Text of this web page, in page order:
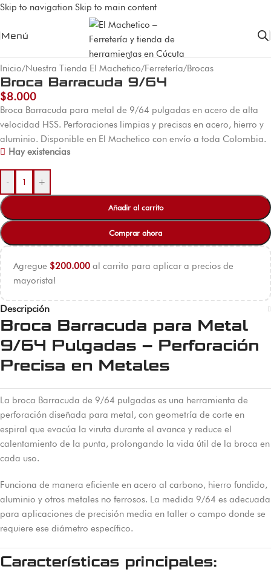
Skip to navigation Skip to main content
Menú
Inicio/Nuestra Tienda El Machetico/Ferretería/Brocas
Broca Barracuda 9/64
$8.000
Broca Barracuda para metal de 9/64 pulgadas en acero de alta
velocidad HSS. Perforaciones limpias y precisas en acero, hierro y
aluminio. Disponible en El Machetico con envío a toda Colombia.
Hay existencias
- +
Añadir al carrito
Comprar ahora
Agregue $200.000 al carrito para aplicar a precios de
mayorista!
Descripción
Broca Barracuda para Metal
9/64 Pulgadas – Perforación
Precisa en Metales
La broca Barracuda de 9/64 pulgadas es una herramienta de
perforación diseñada para metal, con geometría de corte en
espiral que evacúa la viruta durante el avance y reduce el
calentamiento de la punta, prolongando la vida útil de la broca en
cada uso.
Funciona de manera eficiente en acero al carbono, hierro fundido,
aluminio y otros metales no ferrosos. La medida 9/64 es adecuada
para aplicaciones de precisión media en taller o campo donde se
requiere ese diámetro específico.
Características principales: